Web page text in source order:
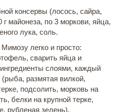
консервы (лосось, сайра,
г майонеза, по 3 моркови, яйца,
лука, соль.
легко и просто:
сварить яйца и
слоями, каждый
размятая вилкой,
подсолить, морковь на
белки на крупной терке,
рубленая зелень).